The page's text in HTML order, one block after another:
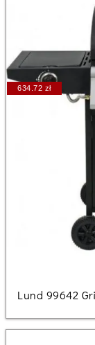
634.72 zł
Lund 99642